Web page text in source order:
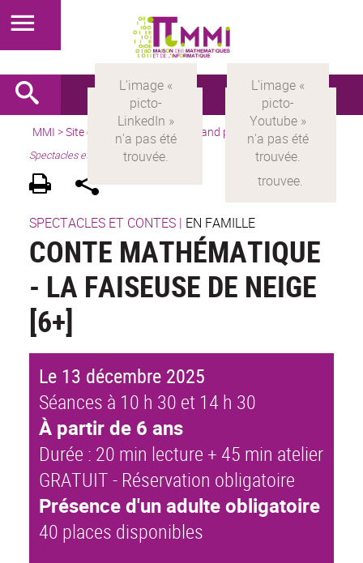
MMI >Site en français > Pour le grand public > Par activités >
Spectacles et contes
SPECTACLES ET CONTES | EN FAMILLE
CONTE MATHÉMATIQUE
- LA FAISEUSE DE NEIGE
[6+]
Le 13 décembre 2025
Séances à 10 h 30 et 14 h 30
À partir de 6 ans
Durée : 20 min lecture + 45 min atelier
GRATUIT - Réservation obligatoire
Présence d'un adulte obligatoire
40 places disponibles